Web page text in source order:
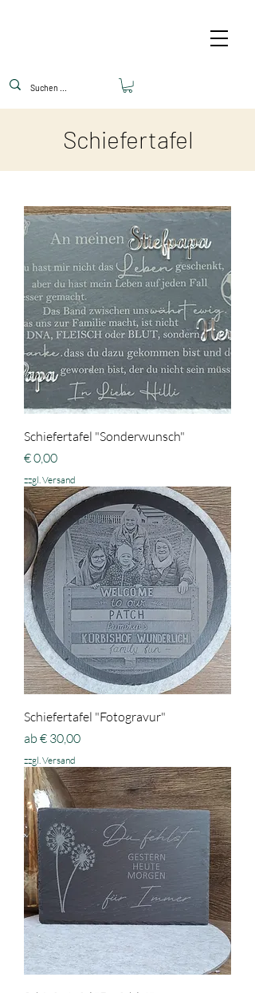
Schiefertafel
Schiefertafel "Sonderwunsch"
Preis
€ 0,00
zzgl. Versand
Schiefertafel "Fotogravur"
ab € 30,00
Sale-Preis
zzgl. Versand